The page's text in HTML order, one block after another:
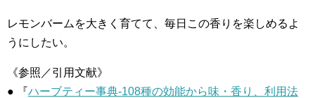
レモンバームを大きく育てて、毎日この香りを楽しめるよ
うにしたい。
《参照／引用文献》
● 『ハーブティー事典-108種の効能から味・香り、利用法